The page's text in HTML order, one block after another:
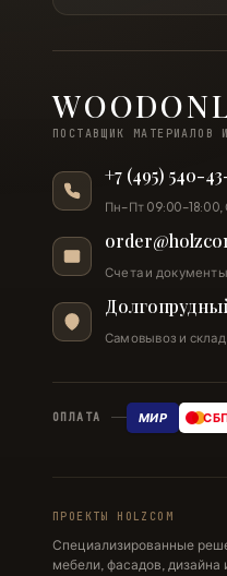
ПОСТАВЩИК МАТЕРИАЛОВ
+7 (495) 540-
Пн–Пт 09:00–18:00,
Счета и документы
Самовывоз и склад
ОПЛАТА МИР
ПРОЕКТЫ HOLZCOM
Специализированные
мебели, фасадов, дизайна